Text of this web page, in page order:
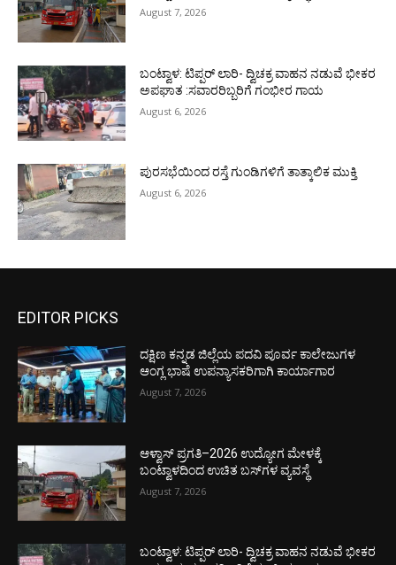
August 7, 2026
ಬಂಟ್ವಾಳ: ಟಿಪ್ಪರ್ ಲಾರಿ- ದ್ವಿಚಕ್ರ ವಾಹನ ನಡುವೆ ಭೀಕರ
ಅಪಘಾತ :ಸವಾರರಿಬ್ಬರಿಗೆ ಗಂಭೀರ ಗಾಯ
August 6, 2026
ಪುರಸಭೆಯಿಂದ ರಸ್ತೆ ಗುಂಡಿಗಳಿಗೆ ತಾತ್ಕಾಲಿಕ ಮುಕ್ತಿ
August 6, 2026
EDITOR PICKS
ದಕ್ಷಿಣ ಕನ್ನಡ ಜಿಲ್ಲೆಯ ಪದವಿ ಪೂರ್ವ ಕಾಲೇಜುಗಳ
ಆಂಗ್ಲ ಭಾಷೆ ಉಪನ್ಯಾಸಕರಿಗಾಗಿ ಕಾರ್ಯಾಗಾರ
August 7, 2026
ಆಳ್ವಾಸ್ ಪ್ರಗತಿ–2026 ಉದ್ಯೋಗ ಮೇಳಕ್ಕೆ
ಬಂಟ್ವಾಳದಿಂದ ಉಚಿತ ಬಸ್‌ಗಳ ವ್ಯವಸ್ಥೆ
August 7, 2026
ಬಂಟ್ವಾಳ: ಟಿಪ್ಪರ್ ಲಾರಿ- ದ್ವಿಚಕ್ರ ವಾಹನ ನಡುವೆ ಭೀಕರ